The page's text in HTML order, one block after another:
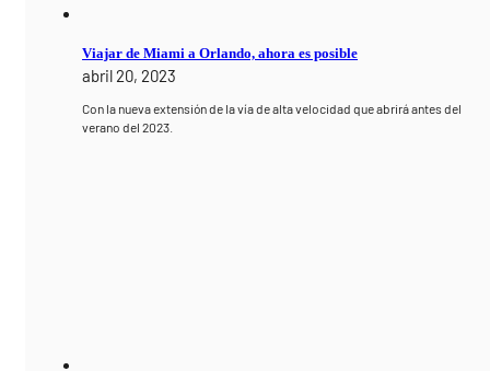
Viajar de Miami a Orlando, ahora es posible
abril 20, 2023
Con la nueva extensión de la vía de alta velocidad que abrirá antes del
verano del 2023.